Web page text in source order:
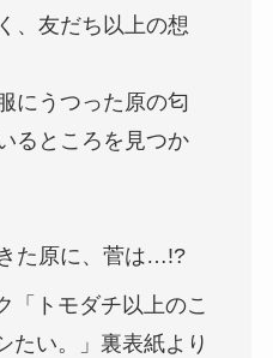
友だち以上の想
にうつった原の匂
るところを見つか
た原に、菅は…!?
「トモダチ以上のこ
たい。」裏表紙より